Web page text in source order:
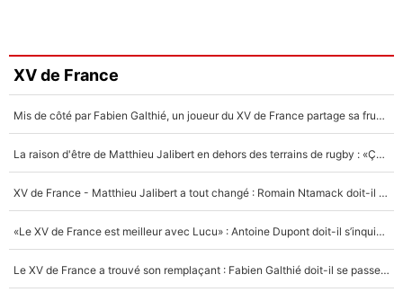
XV de France
Mis de côté par Fabien Galthié, un joueur du XV de France partage sa frustration : «ils ne me l’ont pas dit tout de suite»
La raison d'être de Matthieu Jalibert en dehors des terrains de rugby : «Ça m'atteint autant que si tu touches à un membre de ma famille»
XV de France - Matthieu Jalibert a tout changé : Romain Ntamack doit-il s’inquiéter pour sa place à un an de la Coupe du monde ?
«Le XV de France est meilleur avec Lucu» : Antoine Dupont doit-il s’inquiéter pour sa place ?
Le XV de France a trouvé son remplaçant : Fabien Galthié doit-il se passer d'Antoine Dupont ?